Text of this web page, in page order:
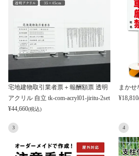
宅地建物取引業者票＋報酬額票 透明
アクリル 自立 tk-com-acryl01-jiritu-2set
¥44,660(税込)
まかせ
¥18,810
3 4